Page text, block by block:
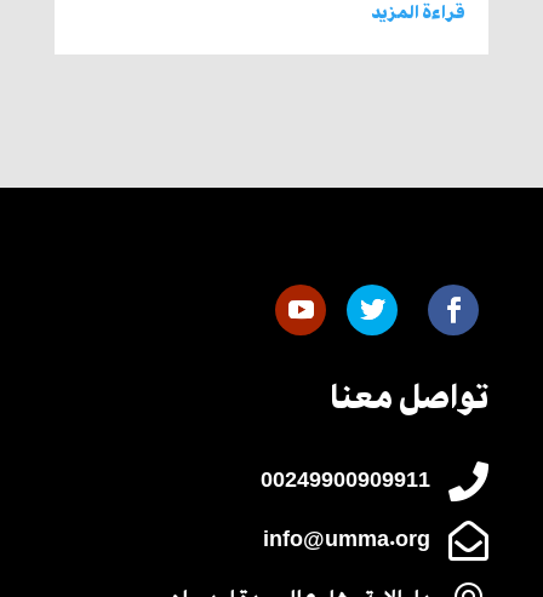
قراءة المزيد
تواصل معنا

00249900909911

info@umma.org